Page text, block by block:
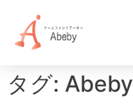
タグ: Abeby